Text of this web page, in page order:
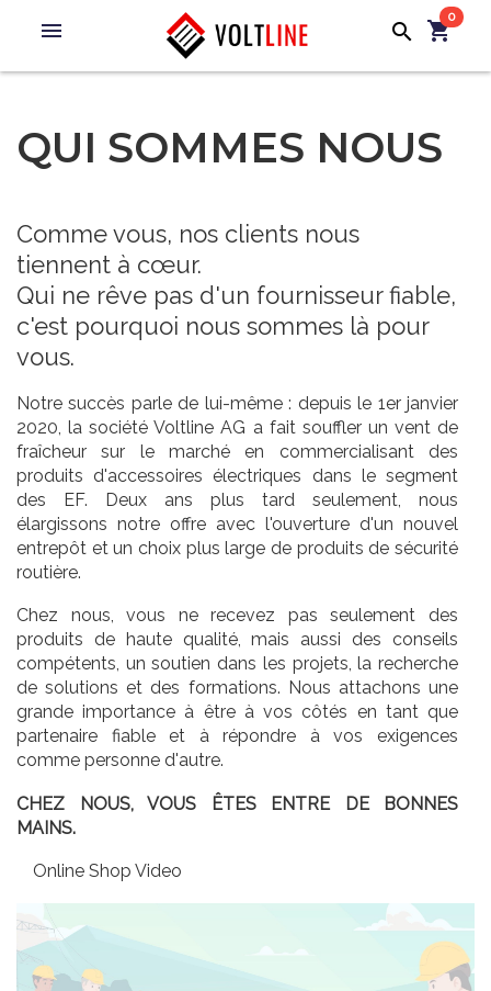
menu search
0
shopping_cart
QUI SOMMES NOUS
Comme vous, nos clients nous
tiennent à cœur.
Qui ne rêve pas d'un fournisseur fiable,
c'est pourquoi nous sommes là pour
vous.
Notre succès parle de lui-même : depuis le 1er janvier
2020, la société Voltline AG a fait souffler un vent de
fraîcheur sur le marché en commercialisant des
produits d'accessoires électriques dans le segment
des EF. Deux ans plus tard seulement, nous
élargissons notre offre avec l'ouverture d'un nouvel
entrepôt et un choix plus large de produits de sécurité
routière.
Chez nous, vous ne recevez pas seulement des
produits de haute qualité, mais aussi des conseils
compétents, un soutien dans les projets, la recherche
de solutions et des formations. Nous attachons une
grande importance à être à vos côtés en tant que
partenaire fiable et à répondre à vos exigences
comme personne d'autre.
CHEZ NOUS, VOUS ÊTES ENTRE DE BONNES
MAINS.
Online Shop Video